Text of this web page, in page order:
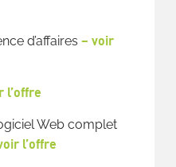
d’affaires – voir
l’offre
Web complet
l’offre